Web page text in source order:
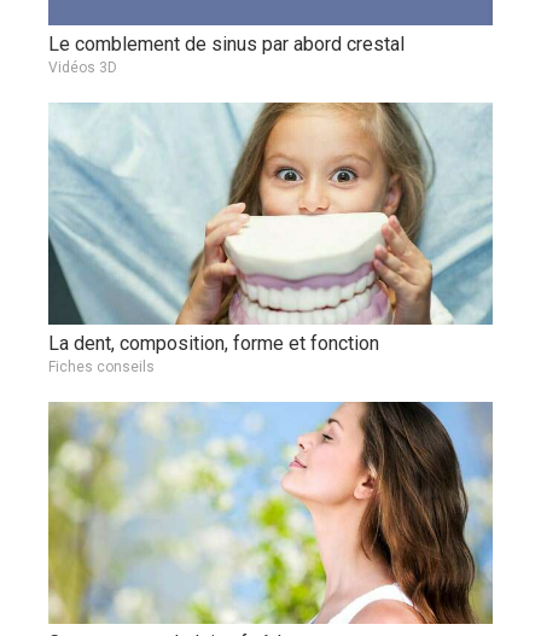
Le comblement de sinus par abord crestal
Vidéos 3D
La dent, composition, forme et fonction
Fiches conseils